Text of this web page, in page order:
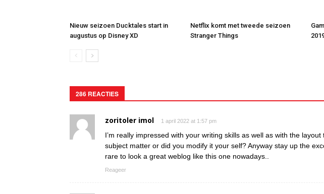
Nieuw seizoen Ducktales start in
augustus op Disney XD
Netflix komt met tweede seizoen
Stranger Things
286 REACTIES
zoritoler imol 1 april 2022 at 1:57 pm
I’m really impressed with your writing skills as well as with the
subject matter or did you modify it your self? Anyway stay up the
rare to look a great weblog like this one nowadays..
Reageer